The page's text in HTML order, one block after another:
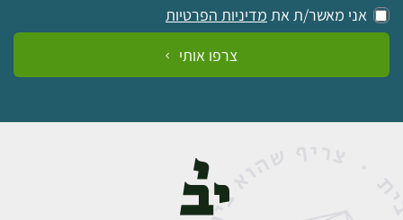
אני מאשר/ת את מדיניות הפרטיות
צרפו אותי